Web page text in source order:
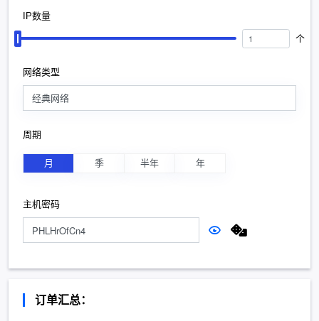
IP数量
个
网络类型
经典网络
周期
月 季 半年 年
主机密码
订单汇总：